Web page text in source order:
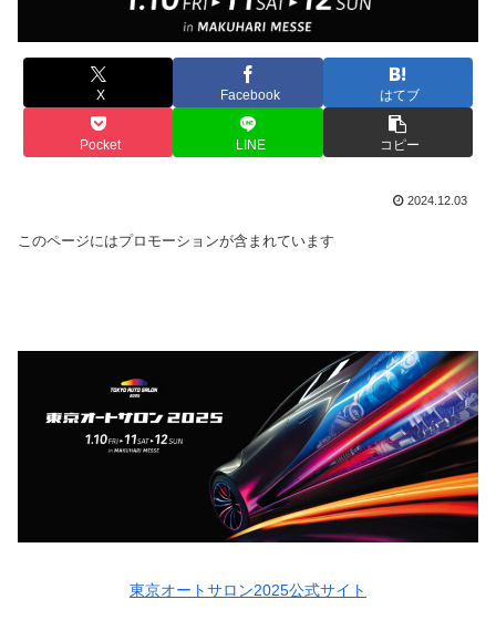
X Facebook はてブ
Pocket LINE コピー
2024.12.03
このページにはプロモーションが含まれています
東京オートサロン2025公式サイト